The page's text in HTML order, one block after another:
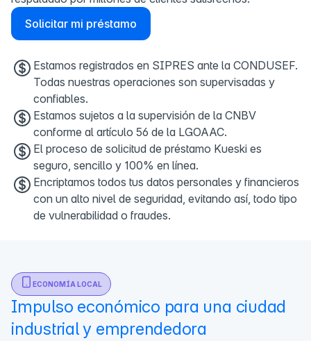
Solicitar mi préstamo
Estamos registrados en SIPRES ante la CONDUSEF.
Todas nuestras operaciones son supervisadas y
confiables.
Estamos sujetos a la supervisión de la CNBV
conforme al artículo 56 de la LGOAAC.
El proceso de solicitud de préstamo Kueski es
seguro, sencillo y 100% en línea.
Encriptamos todos tus datos personales y financieros
con un alto nivel de seguridad, evitando así, todo tipo
de vulnerabilidad o fraudes.
ECONOMÍA LOCAL
Impulso económico para una ciudad
industrial y emprendedora